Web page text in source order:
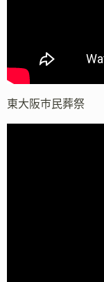
東大阪市民葬祭